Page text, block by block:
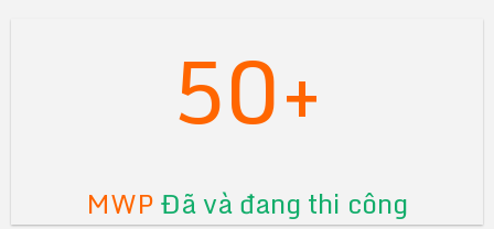
50+
MWPĐã và đang thi công